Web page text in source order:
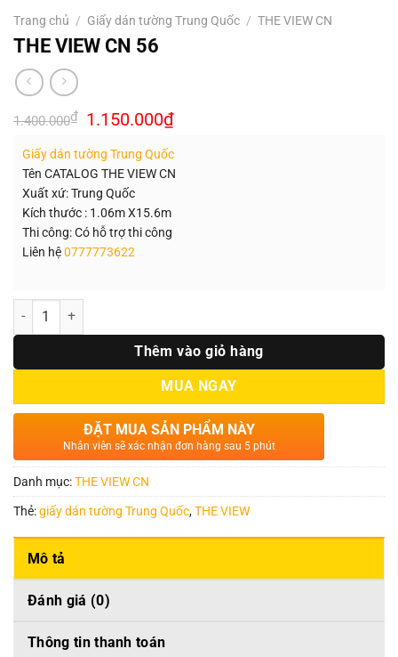
Trang chủ / Giấy dán tường Trung Quốc / THE VIEW CN
THE VIEW CN 56
1.400.000₫ Giá
gốc
1.400.000₫.
1.150.000₫Giá
hiện
là:
1.150.000₫.
Giấy dán tường Trung Quốc
Tên CATALOG THE VIEW CN
Xuất xứ: Trung Quốc
Kích thước : 1.06m X15.6m
Thi công: Có hỗ trợ thi công
Liên hệ0777773622
Số lượng
Thêm vào giỏ hàng
MUA NGAY
ĐẶT MUA SẢN PHẨM NÀY
Nhân viên sẽ xác nhận đơn hàng sau 5 phút
Danh mục:THE VIEW CN
Thẻ:giấy dán tường Trung Quốc,THE VIEW
Mô tả
Đánh giá (0)
Thông tin thanh toán